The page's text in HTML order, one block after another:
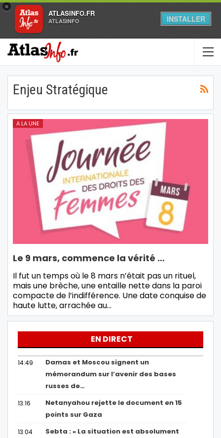
×
ATLASINFO.FR
ATLASINFO INSTALLER
Enjeu Stratégique
A LA UNE
Le 9 mars, commence la vérité …
Il fut un temps où le 8 mars n’était pas un rituel,
mais une brèche, une entaille nette dans la paroi
compacte de l’indifférence. Une date conquise de
haute lutte, arrachée au…
EN DIRECT
14:49
Damas et Moscou signent un
mémorandum sur l’avenir des bases
russes de…
13:16
Netanyahou rejette le document en 15
points sur Gaza
13:04
Sebta : « La situation est absolument